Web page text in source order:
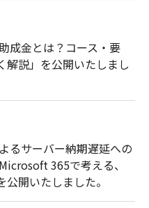
成金とは？コース・要
解説」を公開いたしまし
るサーバー納期遅延への
365で考える、
開いたしました。